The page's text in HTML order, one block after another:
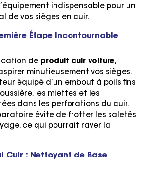
indispensable pour un
de vos sièges en cuir.
Étape Incontournable
de produit cuir voiture,
minutieusement vos sièges.
équipé d’un embout à poils fins
les miettes et les
dans les perforations du cuir.
évite de frotter les saletés
ce qui pourrait rayer la
Cuir : Nettoyant de Base